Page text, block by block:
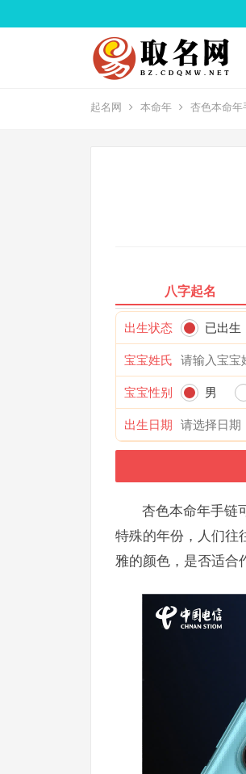
起名网 本命年 杏色本命年
八字起名
出生状态 已出生
宝宝姓氏
宝宝性别 男
出生日期
杏色本命年手链
特殊的年份，人们往
雅的颜色，是否适合